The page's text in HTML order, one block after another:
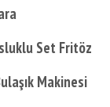
Set Fritöz
Makinesi